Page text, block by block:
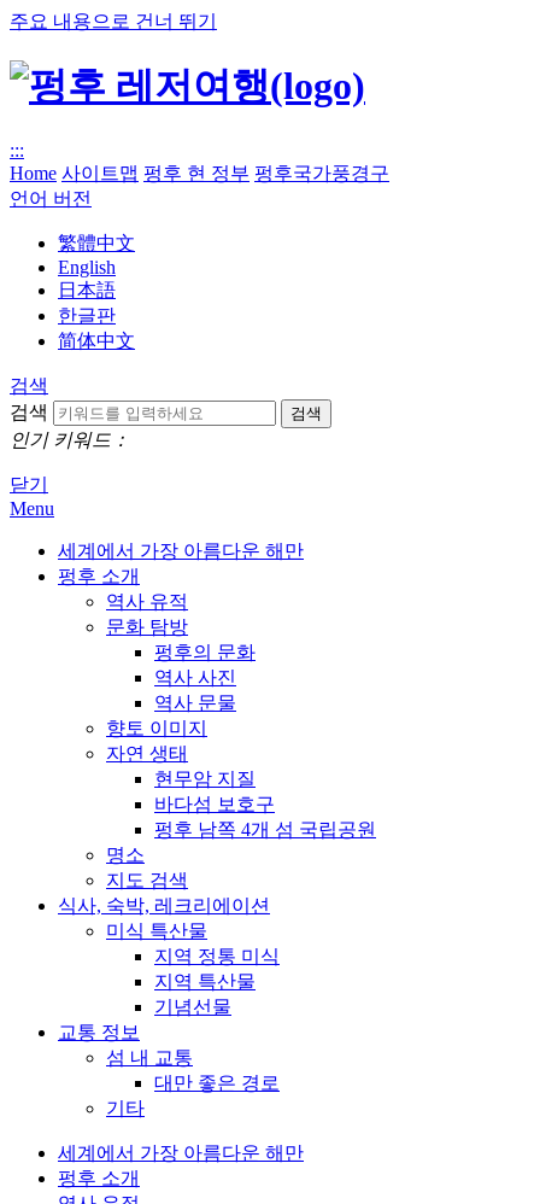
주요 내용으로 건너 뛰기
:::
Home 사이트맵 펑후 현 정부 펑후국가풍경구
언어 버전
繁體中文
English
日本語
한글판
简体中文
검색
검색
인기 키워드：
닫기
Menu
세계에서 가장 아름다운 해만
펑후 소개
역사 유적
문화 탐방
펑후의 문화
역사 사진
역사 문물
향토 이미지
자연 생태
현무암 지질
바다섬 보호구
펑후 남쪽 4개 섬 국립공원
명소
지도 검색
식사, 숙박, 레크리에이션
미식 특산물
지역 정통 미식
지역 특산물
기념선물
교통 정보
섬 내 교통
대만 좋은 경로
기타
세계에서 가장 아름다운 해만
펑후 소개